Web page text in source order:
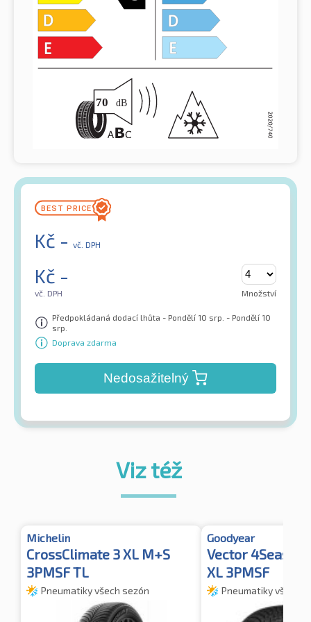
Kč - vč. DPH
Kč -
vč. DPH Množství
Předpokládaná dodací lhůta - Pondělí 10 srp. - Pondělí 10
srp.
Doprava zdarma
Nedosažitelný
Viz též
Michelin
CrossClimate 3 XL M+S
3PMSF TL
Pneumatiky všech sezón
Goodyear
Vector
XL 3PMSF
Pneumatiky všech